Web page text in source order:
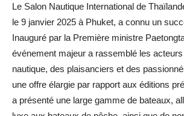
Le Salon Nautique International de
le 9 janvier 2025 à Phuket, a connu un
Inauguré par la Première ministre
événement majeur a rassemblé les acteurs
nautique, des plaisanciers et des
une offre élargie par rapport aux éditions
a présenté une large gamme de bateaux,